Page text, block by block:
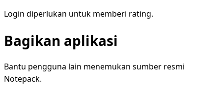
Login diperlukan untuk memberi rating.
Bagikan aplikasi
Bantu pengguna lain menemukan sumber resmi
Notepack.